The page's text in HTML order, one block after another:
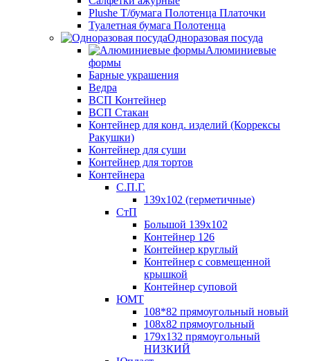
Plushe Т/бумага Полотенца Платочки
Туалетная бумага Полотенца
Одноразовая посуда
Алюминиевые
формы
Барные украшения
Ведра
ВСП Контейнер
ВСП Стакан
Контейнер для конд. изделий (Коррексы
Ракушки)
Контейнер для суши
Контейнер для тортов
Контейнера
С.П.Г.
139х102 (герметичные)
СтП
Большой 139х102
Контейнер 126
Контейнер круглый
Контейнер с совмещенной
крышкой
Контейнер суповой
ЮМТ
108*82 прямоугольный новый
108х82 прямоугольный
179х132 прямоугольный
НИЗКИЙ